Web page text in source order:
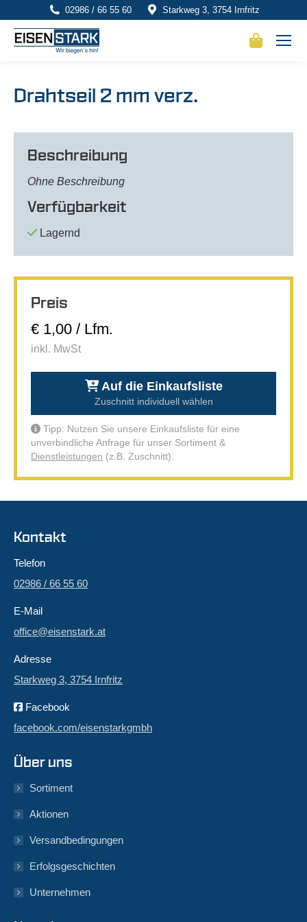
02986 / 66 55 60 Starkweg 3, 3754 Irnfritz
Drahtseil 2 mm verz.
Beschreibung
Ohne Beschreibung
Verfügbarkeit
Lagernd
Preis
€ 1,00 / Lfm.
inkl. MwSt
Auf die Einkaufsliste
Zuschnitt individuell wählen
Tipp: Nutzen Sie unsere Einkaufsliste für eine
unverbindliche Anfrage für unser Sortiment &
Dienstleistungen (z.B. Zuschnitt).
Kontakt
Telefon
02986 / 66 55 60
E-Mail
office@eisenstark.at
Adresse
Starkweg 3, 3754 Irnfritz
Facebook
facebook.com/eisenstarkgmbh
Über uns
Sortiment
Aktionen
Versandbedingungen
Erfolgsgeschichten
Unternehmen